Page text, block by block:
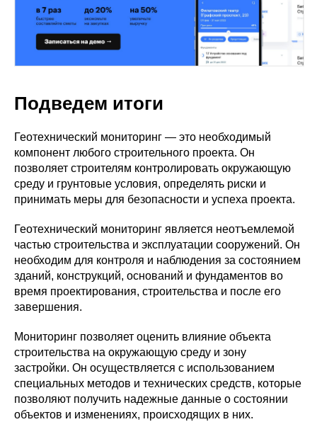
Подведем итоги
Геотехнический мониторинг — это необходимый
компонент любого строительного проекта. Он
позволяет строителям контролировать окружающую
среду и грунтовые условия, определять риски и
принимать меры для безопасности и успеха проекта.
Геотехнический мониторинг является неотъемлемой
частью строительства и эксплуатации сооружений. Он
необходим для контроля и наблюдения за состоянием
зданий, конструкций, оснований и фундаментов во
время проектирования, строительства и после его
завершения.
Мониторинг позволяет оценить влияние объекта
строительства на окружающую среду и зону
застройки. Он осуществляется с использованием
специальных методов и технических средств, которые
позволяют получить надежные данные о состоянии
объектов и изменениях, происходящих в них.